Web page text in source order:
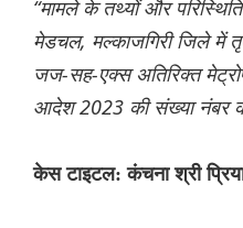
“मामले के तथ्यों और
मेडचल, मल्काजगिरी जिले में
जज-सह-एक्स अतिरिक्त
आदेश 2023 की संख्या नंबर को
केस टाइटल: कंचना श्री